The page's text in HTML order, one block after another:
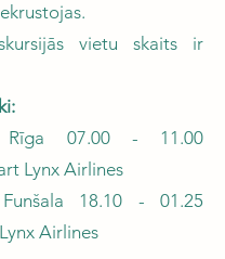
vietu skaits ir
07.00 - 11.00
Lynx Airlines
18.10 - 01.25
Airlines